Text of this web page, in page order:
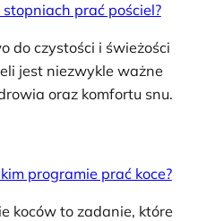
prać pościel?
do czystości i świeżości
jest niezwykle ważne
oraz komfortu snu.
programie prać koce?
koców to zadanie, które